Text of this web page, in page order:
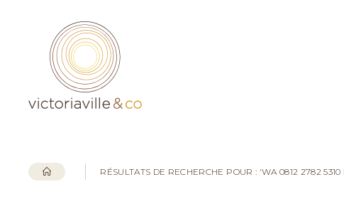
RÉSULTATS DE RECHERCHE POUR : 'WA 0812 2782